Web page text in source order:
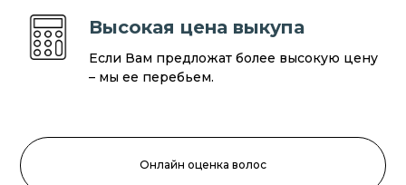
Высокая цена выкупа
Если Вам предложат более высокую цену
– мы ее перебьем.
Онлайн оценка волос